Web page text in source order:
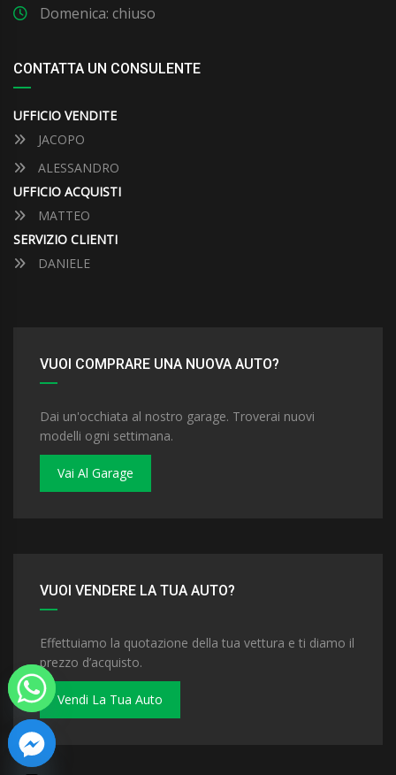
Domenica: chiuso
CONTATTA UN CONSULENTE
UFFICIO VENDITE
JACOPO
ALESSANDRO
UFFICIO ACQUISTI
MATTEO
SERVIZIO CLIENTI
DANIELE
VUOI COMPRARE UNA NUOVA AUTO?
Dai un'occhiata al nostro garage. Troverai nuovi
modelli ogni settimana.
Vai Al Garage
VUOI VENDERE LA TUA AUTO?
Effettuiamo la quotazione della tua vettura e ti diamo il
prezzo d’acquisto.
Vendi La Tua Auto